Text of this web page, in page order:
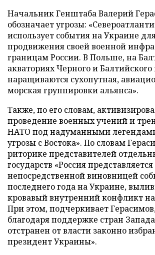
Начальник Генштаба Валерий
обозначает угрозы:
использует события на Украине
продвижения своей военной
границам России. В Польше, на
акваториях Черного и
наращиваются сухопутная,
морская группировки альянса».
Также, по его словам,
проведение военных учений и
НАТО под надуманными
угрозы с Востока». По словам
риторике представителей
государств «Россия представляется
непосредственной виновницей
последнего года на Украине,
кровавый внутренний конфликт
При этом, подчеркивает
благодаря поддержке стран
отстранен от власти законно
президент Украины».